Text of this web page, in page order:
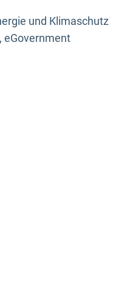
und Klimaschutz
eGovernment